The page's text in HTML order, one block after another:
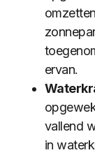
ervan.
vallend
in